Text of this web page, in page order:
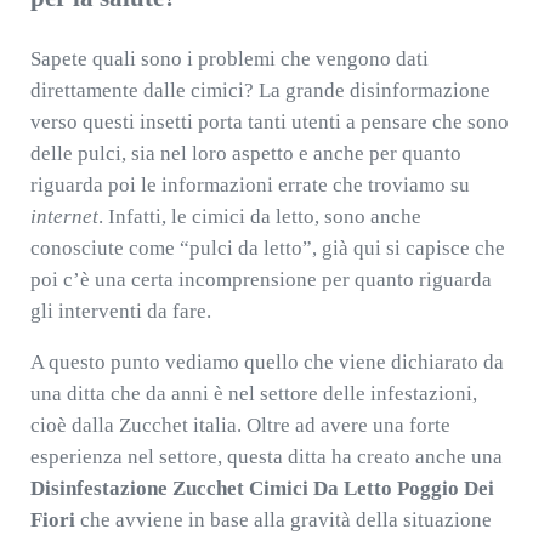
Sapete quali sono i problemi che vengono dati
direttamente dalle cimici? La grande disinformazione
verso questi insetti porta tanti utenti a pensare che sono
delle pulci, sia nel loro aspetto e anche per quanto
riguarda poi le informazioni errate che troviamo su
internet. Infatti, le cimici da letto, sono anche
conosciute come “pulci da letto”, già qui si capisce che
poi c’è una certa incomprensione per quanto riguarda
gli interventi da fare.
A questo punto vediamo quello che viene dichiarato da
una ditta che da anni è nel settore delle infestazioni,
cioè dalla Zucchet italia. Oltre ad avere una forte
esperienza nel settore, questa ditta ha creato anche una
Disinfestazione Zucchet Cimici Da Letto Poggio Dei
Fioriche avviene in base alla gravità della situazione